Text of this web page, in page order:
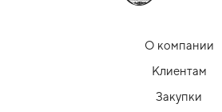
О компании
Клиентам
Закупки